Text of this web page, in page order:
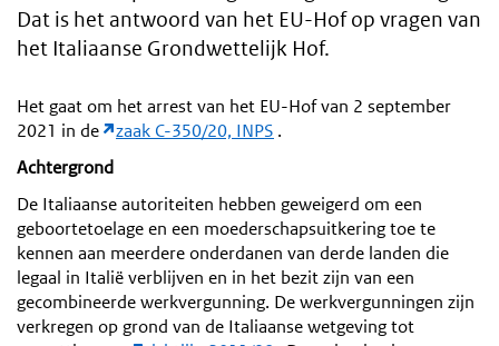
Dat is het antwoord van het EU-Hof op vragen van
het Italiaanse Grondwettelijk Hof.
Het gaat om het arrest van het EU-Hof van 2 september
2021 in de
zaak C-350/20, INPS .
Achtergrond
De Italiaanse autoriteiten hebben geweigerd om een
geboortetoelage en een moederschapsuitkering toe te
kennen aan meerdere onderdanen van derde landen die
legaal in Italië verblijven en in het bezit zijn van een
gecombineerde werkvergunning. De werkvergunningen zijn
verkregen op grond van de Italiaanse wetgeving tot